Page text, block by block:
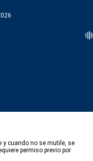
y cuando no se mutile, se
permiso previo por